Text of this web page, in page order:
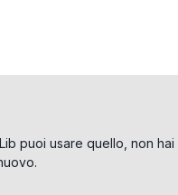
puoi usare quello, non hai